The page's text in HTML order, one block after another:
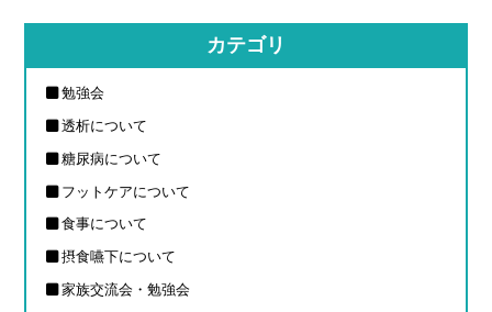
カテゴリ
勉強会
透析について
糖尿病について
フットケアについて
食事について
摂食嚥下について
家族交流会・勉強会